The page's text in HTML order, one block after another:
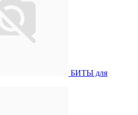
БИТЫ для